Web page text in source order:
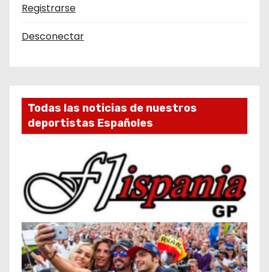
Registrarse
Desconectar
Todas las noticias de nuestros
deportistas Españoles